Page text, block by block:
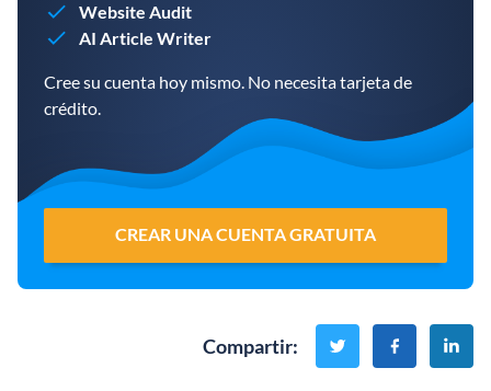
Website Audit
AI Article Writer
Cree su cuenta hoy mismo. No necesita tarjeta de
crédito.
CREAR UNA CUENTA GRATUITA
Compartir: